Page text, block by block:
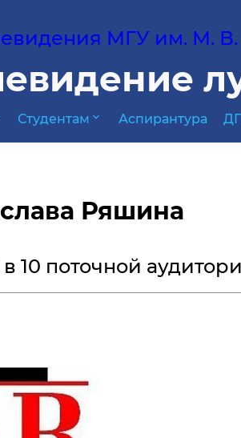
МГУ им. М.
Студентам expand_more Аспирантура
Ряшина
в 10 поточной